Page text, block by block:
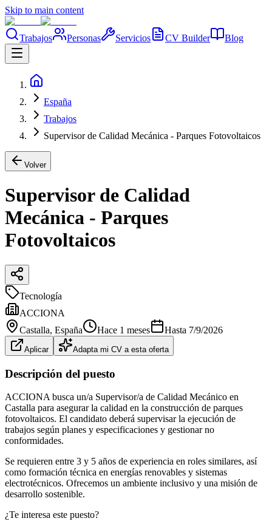
Skip to main content
Trabajos Personas Servicios CV Builder Blog
España
Trabajos
Supervisor de Calidad Mecánica - Parques Fotovoltaicos
Volver
Supervisor de Calidad
Mecánica - Parques
Fotovoltaicos
Tecnología
ACCIONA
Castalla, España Hace 1 meses Hasta 7/9/2026
Aplicar Adapta mi CV a esta oferta
Descripción del puesto
ACCIONA busca un/a Supervisor/a de Calidad Mecánico en
Castalla para asegurar la calidad en la construcción de parques
fotovoltaicos. El candidato deberá supervisar la ejecución de
trabajos según planes y especificaciones y gestionar no
conformidades.
Se requieren entre 3 y 5 años de experiencia en roles similares, así
como formación técnica en energías renovables y sistemas
electrotécnicos. Ofrecemos un ambiente inclusivo y una misión de
desarrollo sostenible.
¿Te interesa este puesto?